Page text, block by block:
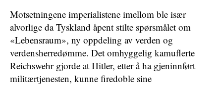
Motsetningene imperialistene imellom ble især
alvorlige da Tyskland åpent stilte spørsmålet om
«Lebensraum», ny oppdeling av verden og
verdensherredømme. Det omhyggelig kamuflerte
Reichswehr gjorde at Hitler, etter å ha gjeninnført
militærtjenesten, kunne firedoble sine